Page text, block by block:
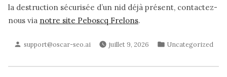
la destruction sécurisée d’un nid déjà présent, contactez-
nous via notre site Peboscq Frelons.
Publié
support@oscar-seo.ai juillet 9, 2026
Publié
Uncategorized